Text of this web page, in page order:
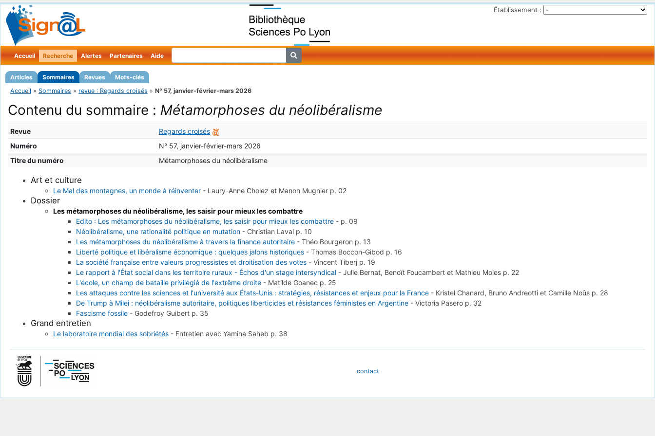
Établissement :
Accueil Recherche
Articles Sommaires Revues Mots-clés
Alertes Partenaires Aide
Accueil » Sommaires » revue : Regards croisés » N° 57, janvier-février-mars 2026
Contenu du sommaire : Métamorphoses du néolibéralisme
Revue
Regards croisés
Numéro
N° 57, janvier-février-mars 2026
Titre du numéro
Métamorphoses du néolibéralisme
Art et culture
Le Mal des montagnes, un monde à réinventer - Laury-Anne Cholez et Manon Mugnier p. 02
Dossier
Les métamorphoses du néolibéralisme, les saisir pour mieux les combattre
Edito : Les métamorphoses du néolibéralisme, les saisir pour mieux les combattre- p. 09
Néolibéralisme, une rationalité politique en mutation- Christian Laval p. 10
Les métamorphoses du néolibéralisme à travers la finance autoritaire- Théo Bourgeron p. 13
Liberté politique et libéralisme économique : quelques jalons historiques- Thomas Boccon-Gibod p. 16
La société française entre valeurs progressistes et droitisation des votes- Vincent Tiberj p. 19
Le rapport à l'État social dans les territoire ruraux - Échos d'un stage intersyndical- Julie Bernat, Benoït Foucambert et Mathieu Moles p. 22
L'école, un champ de bataille privilégié de l'extrême droite- Matilde Goanec p. 25
Les attaques contre les sciences et l'université aux États-Unis : stratégies, résistances et enjeux pour la France- Kristel Chanard, Bruno Andreotti et Camille Noûs p. 28
De Trump à Milei : néolibéralisme autoritaire, politiques liberticides et résistances féministes en Argentine- Victoria Pasero p. 32
Fascisme fossile- Godefroy Guibert p. 35
Grand entretien
Le laboratoire mondial des sobriétés - Entretien avec Yamina Saheb p. 38
contact